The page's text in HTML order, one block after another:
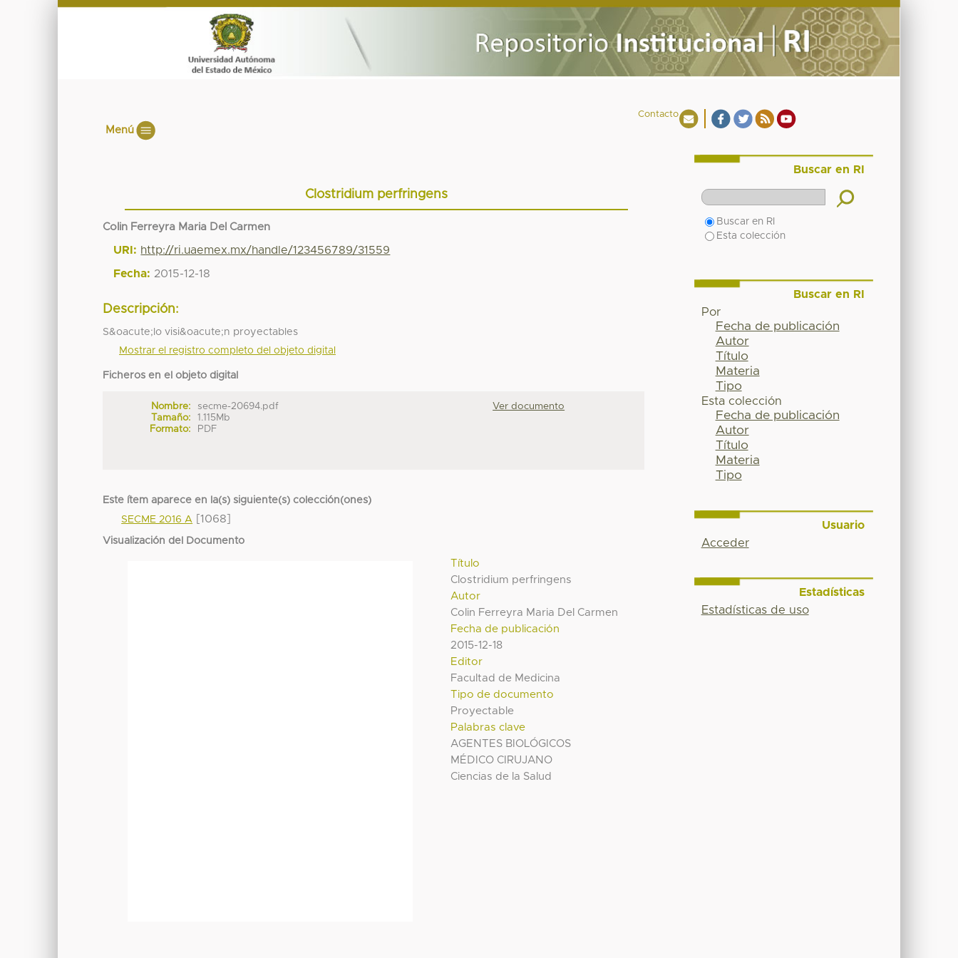
Contacto
Menú
Clostridium perfringens
Colin Ferreyra Maria Del Carmen
URI: http://ri.uaemex.mx/handle/123456789/31559
Fecha: 2015-12-18
Descripción:
S&oacute;lo visi&oacute;n proyectables
Mostrar el registro completo del objeto digital
Ficheros en el objeto digital
Nombre:
secme-20694.pdf
Tamaño:
1.115Mb
Formato:
PDF
Ver documento
Este ítem aparece en la(s) siguiente(s) colección(ones)
SECME 2016 A [1068]
Visualización del Documento
Título
Clostridium perfringens
Autor
Colin Ferreyra Maria Del Carmen
Fecha de publicación
2015-12-18
Editor
Facultad de Medicina
Tipo de documento
Proyectable
Palabras clave
AGENTES BIOLÓGICOS
MÉDICO CIRUJANO
Ciencias de la Salud
Buscar en RI
Buscar en RI
Esta colección
Buscar en RI
Por
Fecha de publicación
Autor
Título
Materia
Tipo
Esta colección
Fecha de publicación
Autor
Título
Materia
Tipo
Usuario
Acceder
Estadísticas
Estadísticas de uso